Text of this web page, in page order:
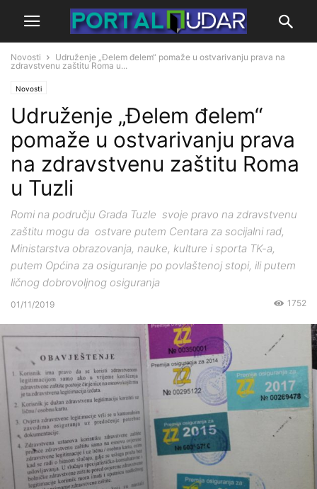
Novosti
Udruženje „Đelem đelem“ pomaže u ostvarivanju prava na
zdravstvenu zaštitu Roma u...
Novosti
Udruženje „Đelem đelem“
pomaže u ostvarivanju prava
na zdravstvenu zaštitu Roma
u Tuzli
Romi na području Grada Tuzle svoje pravo na zdravstvenu
zaštitu mogu da ostvare putem Centara za socijalni rad,
Ministarstva obrazovanja, nauke, kulture i sporta TK-a,
putem Općina za osiguranje po povlaštenoj stopi, ili putem
ličnog dobrovoljnog osiguranja
01/11/2019 1752